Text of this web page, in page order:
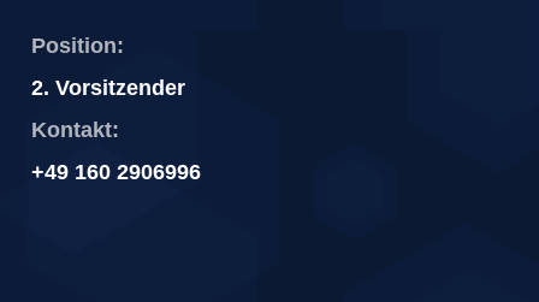
Position:
2. Vorsitzender
Kontakt:
+49 160 2906996